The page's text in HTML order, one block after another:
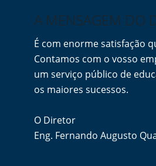
A MENSAGEM DO
É com enorme satisfação
Contamos com o vosso
um serviço público de
os maiores sucessos.
O Diretor
Eng. Fernando Augusto